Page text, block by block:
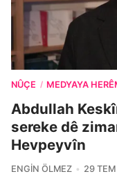
NÛÇE / MEDYAYA
Abdullah
sereke dê
Hevpeyvîn
ENGIN ÖLMEZ 29